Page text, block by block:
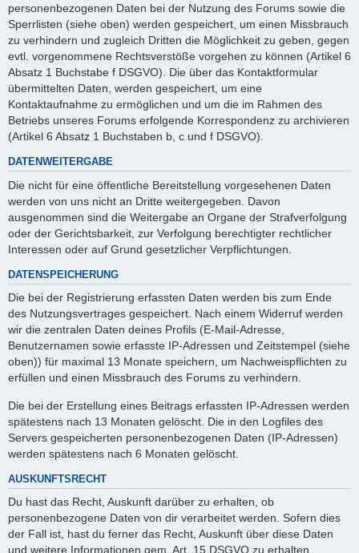
personenbezogenen Daten bei der Nutzung des Forums sowie die
Sperrlisten (siehe oben) werden gespeichert, um einen Missbrauch
zu verhindern und zugleich Dritten die Möglichkeit zu geben, gegen
evtl. vorgenommene Rechtsverstöße vorgehen zu können (Artikel 6
Absatz 1 Buchstabe f DSGVO). Die über das Kontaktformular
übermittelten Daten, werden gespeichert, um eine
Kontaktaufnahme zu ermöglichen und um die im Rahmen des
Betriebs unseres Forums erfolgende Korrespondenz zu archivieren
(Artikel 6 Absatz 1 Buchstaben b, c und f DSGVO).
DATENWEITERGABE
Die nicht für eine öffentliche Bereitstellung vorgesehenen Daten
werden von uns nicht an Dritte weitergegeben. Davon
ausgenommen sind die Weitergabe an Organe der Strafverfolgung
oder der Gerichtsbarkeit, zur Verfolgung berechtigter rechtlicher
Interessen oder auf Grund gesetzlicher Verpflichtungen.
DATENSPEICHERUNG
Die bei der Registrierung erfassten Daten werden bis zum Ende
des Nutzungsvertrages gespeichert. Nach einem Widerruf werden
wir die zentralen Daten deines Profils (E-Mail-Adresse,
Benutzernamen sowie erfasste IP-Adressen und Zeitstempel (siehe
oben)) für maximal 13 Monate speichern, um Nachweispflichten zu
erfüllen und einen Missbrauch des Forums zu verhindern.
Die bei der Erstellung eines Beitrags erfassten IP-Adressen werden
spätestens nach 13 Monaten gelöscht. Die in den Logfiles des
Servers gespeicherten personenbezogenen Daten (IP-Adressen)
werden spätestens nach 6 Monaten gelöscht.
AUSKUNFTSRECHT
Du hast das Recht, Auskunft darüber zu erhalten, ob
personenbezogene Daten von dir verarbeitet werden. Sofern dies
der Fall ist, hast du ferner das Recht, Auskunft über diese Daten
und weitere Informationen gem. Art. 15 DSGVO zu erhalten.